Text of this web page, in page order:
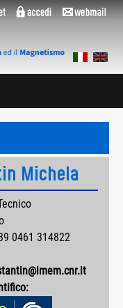
Michela
0461 314822